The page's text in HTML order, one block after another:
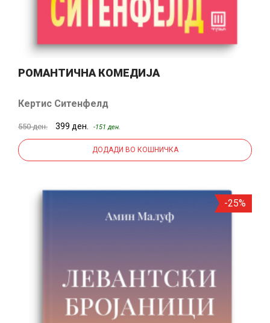
РОМАНТИЧНА КОМЕДИЈА
Кертис Ситенфелд
550 ден. 399 ден. -151 ден.
ДОДАДИ ВО КОШНИЧКА
-25%